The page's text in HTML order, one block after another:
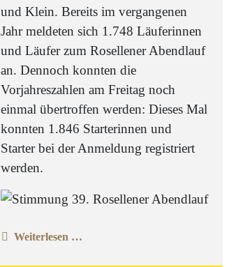
und Klein. Bereits im vergangenen
Jahr meldeten sich 1.748 Läuferinnen
und Läufer zum Rosellener Abendlauf
an. Dennoch konnten die
Vorjahreszahlen am Freitag noch
einmal übertroffen werden: Dieses Mal
konnten 1.846 Starterinnen und
Starter bei der Anmeldung registriert
werden.
Weiterlesen …